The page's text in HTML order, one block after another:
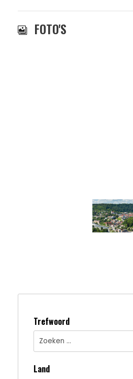
FOTO'S
Trefwoord
Land